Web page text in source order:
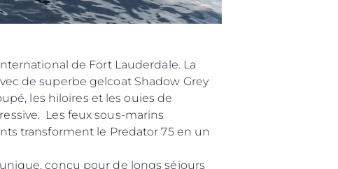
de Fort Lauderdale. La
de superbe gelcoat Shadow Grey
les hiloires et les ouies de
Les feux sous-marins
transforment le Predator 75 en un
conçu pour de longs séjours